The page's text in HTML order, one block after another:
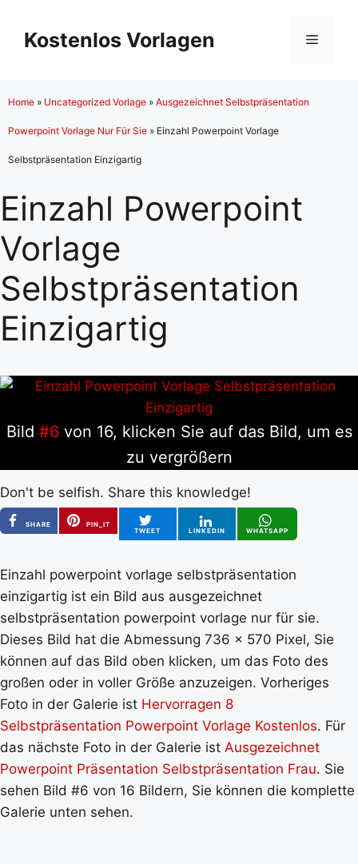
Inhalt
springen
Kostenlos Vorlagen Menü
Home » Uncategorized Vorlage » Ausgezeichnet Selbstpräsentation
Powerpoint Vorlage Nur Für Sie » Einzahl Powerpoint Vorlage
Selbstpräsentation Einzigartig
Einzahl Powerpoint
Vorlage
Selbstpräsentation
Einzigartig
Bild #6von 16, klicken Sie auf das Bild, um es
zu vergrößern
Don't be selfish. Share this knowledge!
SHARE
PIN_IT
TWEET
LINKEDIN WHATSAPP
Einzahl powerpoint vorlage selbstpräsentation
einzigartig ist ein Bild aus ausgezeichnet
selbstpräsentation powerpoint vorlage nur für sie.
Dieses Bild hat die Abmessung 736 x 570 Pixel, Sie
können auf das Bild oben klicken, um das Foto des
großen oder in voller Größe anzuzeigen. Vorheriges
Foto in der Galerie ist Hervorragen 8
Selbstpräsentation Powerpoint Vorlage Kostenlos. Für
das nächste Foto in der Galerie ist Ausgezeichnet
Powerpoint Präsentation Selbstpräsentation Frau. Sie
sehen Bild #6 von 16 Bildern, Sie können die komplette
Galerie unten sehen.